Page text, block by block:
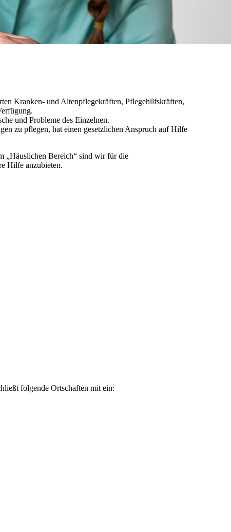
Kranken- und Altenpflegekräften, Pflegehilfskräften,
und Probleme des Einzelnen.
zu pflegen, hat einen gesetzlichen Anspruch auf Hilfe
„Häuslichen Bereich“ sind wir für die
Hilfe anzubieten.
folgende Ortschaften mit ein: